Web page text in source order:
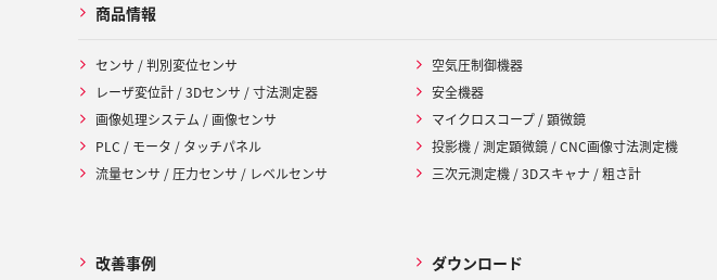
商品情報
センサ / 判別変位センサ
レーザ変位計 / 3Dセンサ / 寸法測定器
画像処理システム / 画像センサ
PLC / モータ / タッチパネル
流量センサ / 圧力センサ / レベルセンサ
空気圧制御機器
安全機器
マイクロスコープ / 顕微鏡
投影機 / 測定顕微鏡 / CNC画像寸法測定機
三次元測定機 / 3Dスキャナ / 粗さ計
改善事例 ダウンロード